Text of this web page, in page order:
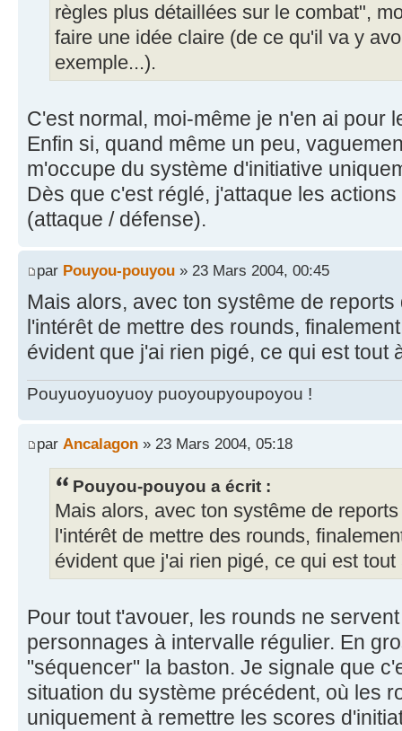
règles plus détaillées sur le combat",
faire une idée claire (de ce qu'il va y
exemple...).
C'est normal, moi-même je n'en ai pour
Enfin si, quand même un peu,
m'occupe du système d'initiative
Dès que c'est réglé, j'attaque les
(attaque / défense).
par Pouyou-pouyou » 23 Mars 2004, 00:45
Mais alors, avec ton systême de
l'intérêt de mettre des rounds,
évident que j'ai rien pigé, ce qui est tout
Pouyuoyuoyuoy puoyoupyoupoyou !
par Ancalagon » 23 Mars 2004, 05:18
Pouyou-pouyou a écrit :
Mais alors, avec ton systême de
l'intérêt de mettre des rounds,
évident que j'ai rien pigé, ce qui est
Pour tout t'avouer, les rounds ne
personnages à intervalle régulier. En
"séquencer" la baston. Je signale que
situation du système précédent, où les
uniquement à remettre les scores